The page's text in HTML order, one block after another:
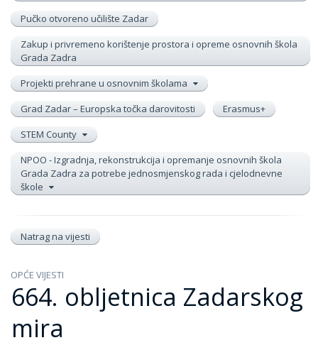
Pučko otvoreno učilište Zadar
Zakup i privremeno korištenje prostora i opreme osnovnih škola
Grada Zadra
Projekti prehrane u osnovnim školama
Grad Zadar – Europska točka darovitosti
Erasmus+
STEM County
NPOO - Izgradnja, rekonstrukcija i opremanje osnovnih škola
Grada Zadra za potrebe jednosmjenskog rada i cjelodnevne
škole
Natrag na vijesti
OPĆE VIJESTI
664. obljetnica Zadarskog
mira